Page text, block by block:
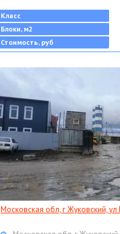
Класс
Блоки, м2
Стоимость, руб
Московская обл, г Жуковский,